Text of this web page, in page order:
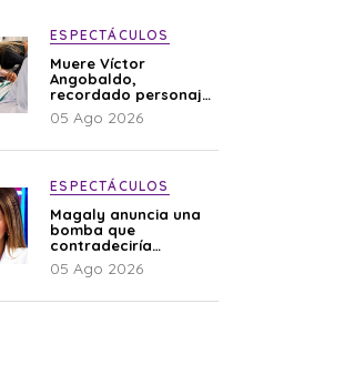
ESPECTÁCULOS
Muere Víctor
Angobaldo,
recordado personaje
de la farándula y
expareja de Shirley
05 Ago 2026
ESPECTÁCULOS
Magaly anuncia una
bomba que
contradeciría
comunicado de La
Bella Luz: “Hay un
05 Ago 2026